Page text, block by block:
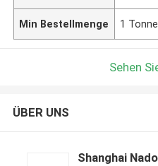
Min Bestellmenge 1 Tonne
Sehen
ÜBER UNS
Shanghai